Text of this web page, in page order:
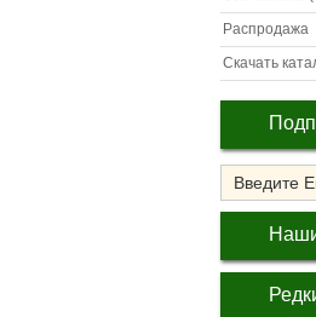
Распродажа
Скачать